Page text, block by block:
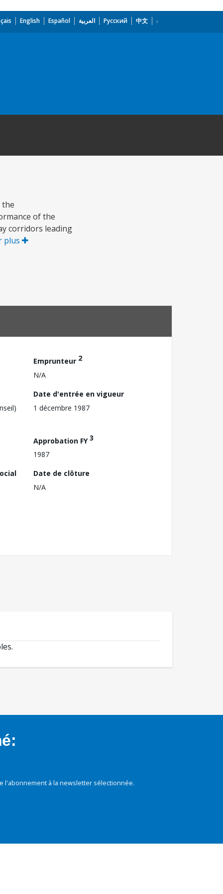
English Español العربية Русский 中文
the
of the
corridors leading
plus
Emprunteur 2
N/A
Date d'entrée en vigueur
1 décembre 1987
Approbation FY3
1987
Date de clôture
N/A
à la newsletter sélectionnée.